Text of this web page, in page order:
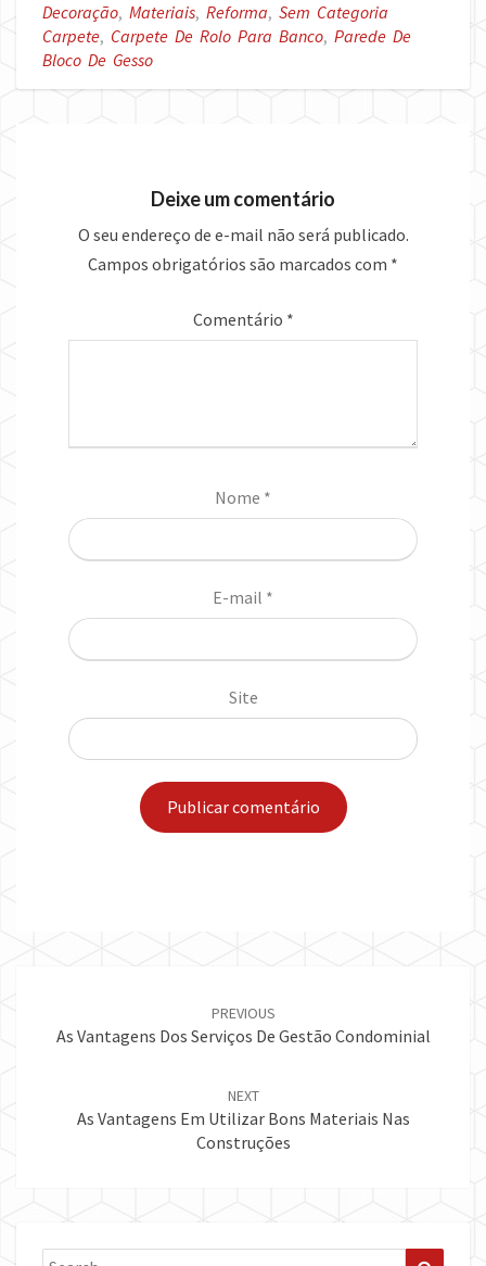
Decoração, Materiais, Reforma, Sem Categoria
Carpete, Carpete De Rolo Para Banco, Parede De
Bloco De Gesso
Deixe um comentário
O seu endereço de e-mail não será publicado.
Campos obrigatórios são marcados com *
Comentário *
Nome *
E-mail *
Site
PREVIOUS
As Vantagens Dos Serviços De Gestão Condominial
NEXT
As Vantagens Em Utilizar Bons Materiais Nas
Construções
Search